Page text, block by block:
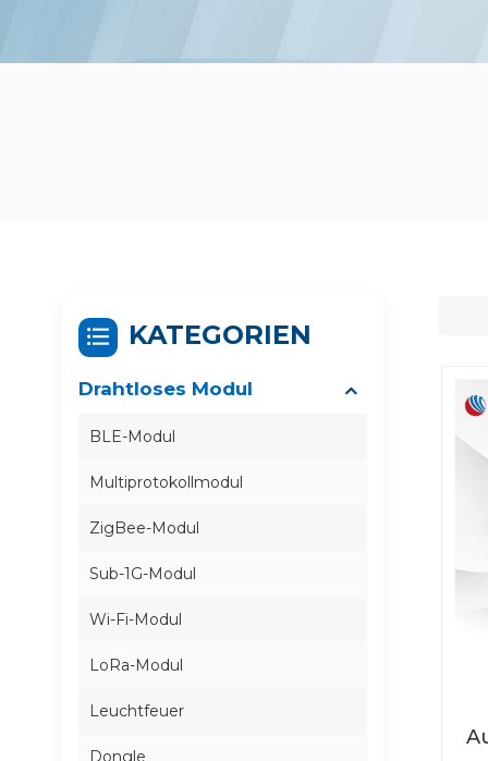
KATEGORIEN
Drahtloses Modul
BLE-Modul
Multiprotokollmodul
ZigBee-Modul
Sub-1G-Modul
Wi-Fi-Modul
LoRa-Modul
Leuchtfeuer
Dongle